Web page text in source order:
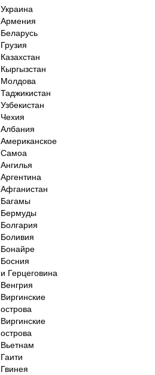
Украина
Армения
Беларусь
Грузия
Казахстан
Кыргызстан
Молдова
Таджикистан
Узбекистан
Чехия
Албания
Американское
Самоа
Ангилья
Аргентина
Афганистан
Багамы
Бермуды
Болгария
Боливия
Бонайре
Босния
и Герцеговина
Венгрия
Виргинские
острова
Виргинские
острова
Вьетнам
Гаити
Гвинея